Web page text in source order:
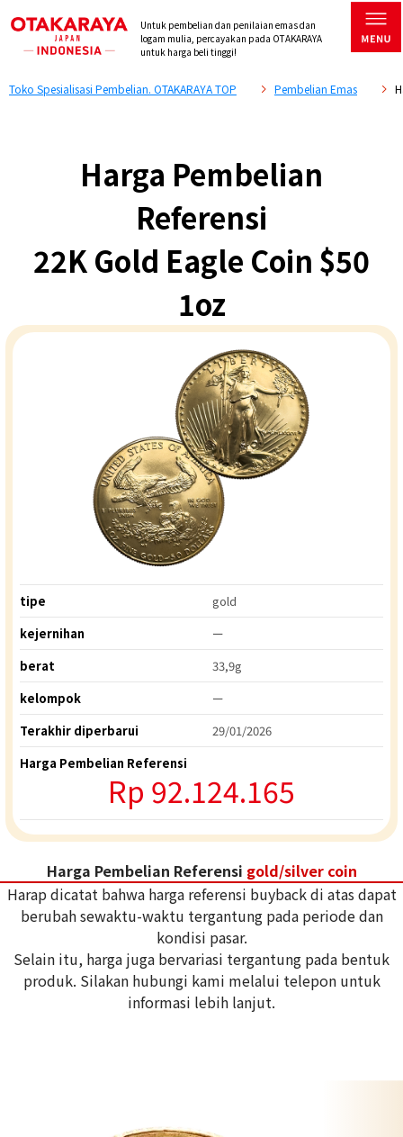
Untuk pembelian dan penilaian emas dan
logam mulia, percayakan pada OTAKARAYA
untuk harga beli tinggi!
Toko Spesialisasi Pembelian. OTAKARAYA TOP Pembelian Emas
Harga Pembelian
Referensi
22K Gold Eagle Coin $50
1oz
tipe
gold
kejernihan
ー
berat
33,9g
kelompok
ー
Terakhir diperbarui
29/01/2026
Harga Pembelian Referensi
Rp 92.124.165
Harga Pembelian Referensi gold/silver coin
Harap dicatat bahwa harga referensi buyback di atas dapat
berubah sewaktu-waktu tergantung pada periode dan
kondisi pasar.
Selain itu, harga juga bervariasi tergantung pada bentuk
produk. Silakan hubungi kami melalui telepon untuk
informasi lebih lanjut.